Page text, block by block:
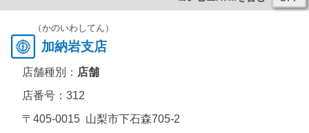
（かのいわしてん）
加納岩支店
店舗種別： 店舗
店番号：312
〒405-0015 山梨市下石森705-2